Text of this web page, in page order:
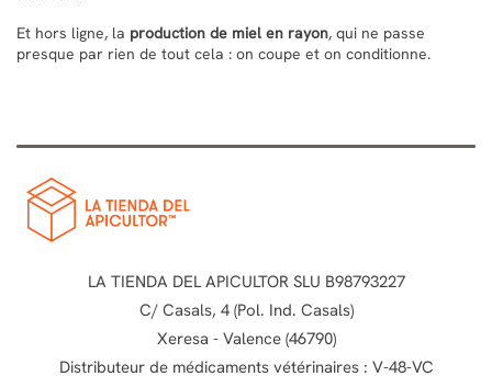
Et hors ligne, la production de miel en rayon, qui ne passe
presque par rien de tout cela : on coupe et on conditionne.
LA TIENDA DEL APICULTOR SLU B98793227
C/ Casals, 4 (Pol. Ind. Casals)
Xeresa - Valence (46790)
Distributeur de médicaments vétérinaires : V-48-VC